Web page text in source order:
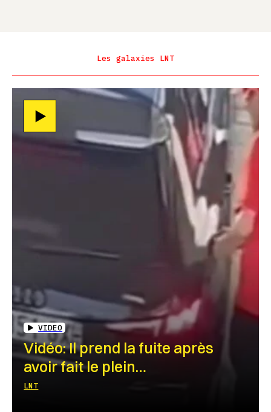
Les galaxies LNT
VIDEO
Vidéo: Il prend la fuite après
avoir fait le plein…
LNT